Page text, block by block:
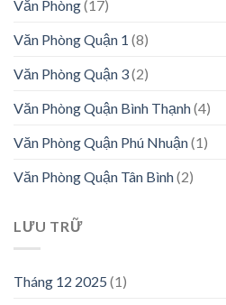
Văn Phòng(17)
Văn Phòng Quận 1 (8)
Văn Phòng Quận 3(2)
Văn Phòng Quận Bình Thạnh(4)
Văn Phòng Quận Phú Nhuận(1)
Văn Phòng Quận Tân Bình(2)
LƯU TRỮ
Tháng 12 2025 (1)